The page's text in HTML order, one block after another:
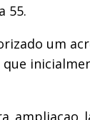
55.
um
que